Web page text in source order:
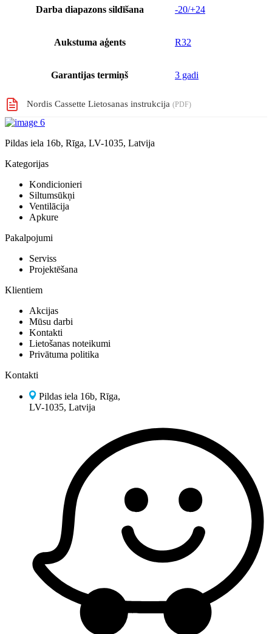
Darba diapazons sildīšana -20/+24
Aukstuma aģents R32
Garantijas termiņš 3 gadi
Nordis Cassette Lietosanas instrukcija (PDF)
Pildas iela 16b, Rīga, LV-1035, Latvija
Kategorijas
Kondicionieri
Siltumsūkņi
Ventilācija
Apkure
Pakalpojumi
Serviss
Projektēšana
Klientiem
Akcijas
Mūsu darbi
Kontakti
Lietošanas noteikumi
Privātuma politika
Kontakti
Pildas iela 16b, Rīga,
LV-1035, Latvija